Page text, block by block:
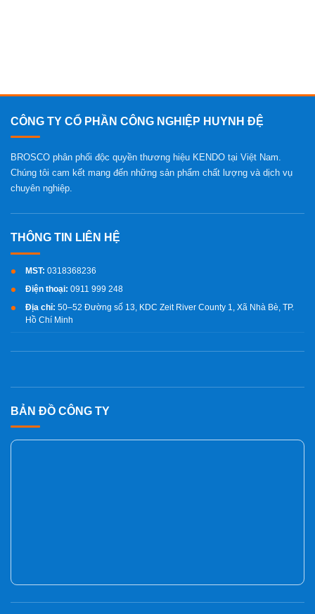
BẢN ĐỒ CÔNG TY
CÔNG TY CỔ PHẦN CÔNG NGHIỆP HUYNH ĐỆ
BROSCO phân phối độc quyền thương hiệu KENDO tại Việt Nam.
Chúng tôi cam kết mang đến những sản phẩm chất lượng và dịch vụ
chuyên nghiệp.
MST: 0318368236
Điện thoại: 0911 999 248
Địa chỉ: 50–52 Đường số 13, KDC Zeit River County 1, Xã Nhà Bè, TP.
Hồ Chí Minh